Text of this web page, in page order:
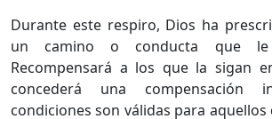
Durante este respiro, Dios ha
un camino o conducta que le
Recompensará a los que la sigan
concederá una compensación
condiciones son válidas para